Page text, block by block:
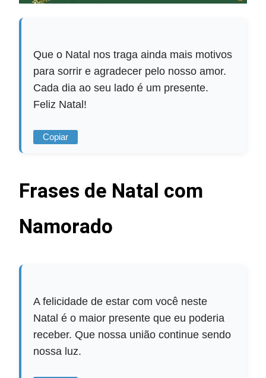
Que o Natal nos traga ainda mais motivos
para sorrir e agradecer pelo nosso amor.
Cada dia ao seu lado é um presente.
Feliz Natal!
Copiar
Frases de Natal com
Namorado
A felicidade de estar com você neste
Natal é o maior presente que eu poderia
receber. Que nossa união continue sendo
nossa luz.